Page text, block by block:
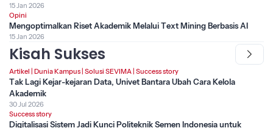
15 Jan 2026
Opini
Mengoptimalkan Riset Akademik Melalui Text Mining Berbasis AI
15 Jan 2026
Kisah Sukses
Artikel | Dunia Kampus | Solusi SEVIMA | Success story
Tak Lagi Kejar-kejaran Data, Univet Bantara Ubah Cara Kelola
Akademik
30 Jul 2026
Success story
Digitalisasi Sistem Jadi Kunci Politeknik Semen Indonesia untuk